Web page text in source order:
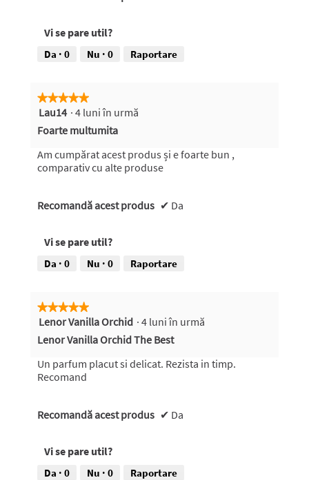
Vi se pare util?
Da · 0 Nu · 0 Raportare
★★★★★
★★★★★
5
5
stele.
Lau14 · 4 luni în urmă
Foarte multumita
Am cumpărat acest produs și e foarte bun ,
comparativ cu alte produse
Recomandă acest produs ✔ Da
Vi se pare util?
Da · 0 Nu · 0 Raportare
★★★★★
★★★★★
5
5
stele.
Lenor Vanilla Orchid · 4 luni în urmă
Lenor Vanilla Orchid The Best
Un parfum placut si delicat. Rezista in timp.
Recomand
Recomandă acest produs ✔ Da
Vi se pare util?
Da · 0 Nu · 0 Raportare